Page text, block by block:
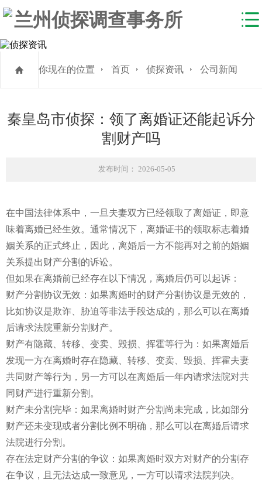
你现在的位置 首页 侦探资讯 公司新闻
秦皇岛市侦探：领了离婚证还能起诉分
割财产吗
发布时间： 2026-05-05
在中国法律体系中，一旦夫妻双方已经领取了离婚证，即意
味着离婚已经生效。通常情况下，离婚证书的领取标志着婚
姻关系的正式终止，因此，离婚后一方不能再对之前的婚姻
关系提出财产分割的诉讼。
但如果在离婚前已经存在以下情况，离婚后仍可以起诉：
财产分割协议无效：如果离婚时的财产分割协议是无效的，
比如协议是欺诈、胁迫等非法手段达成的，那么可以在离婚
后请求法院重新分割财产。
财产有隐藏、转移、变卖、毁损、挥霍等行为：如果离婚后
发现一方在离婚时存在隐藏、转移、变卖、毁损、挥霍夫妻
共同财产等行为，另一方可以在离婚后一年内请求法院对共
同财产进行重新分割。
财产未分割完毕：如果离婚时财产分割尚未完成，比如部分
财产还未变现或者分割比例不明确，那么可以在离婚后请求
法院进行分割。
存在法定财产分割的争议：如果离婚时双方对财产的分割存
在争议，且无法达成一致意见，一方可以请求法院判决。